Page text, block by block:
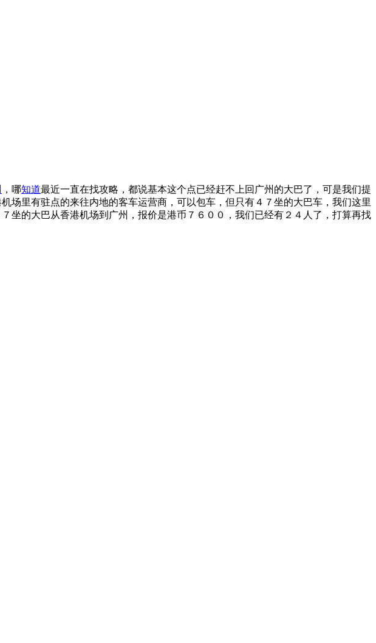
，哪知道最近一直在找攻略，都说基本这个点已经赶不上回广州的大巴了，可是我们提
场里有驻点的来往内地的客车运营商，可以包车，但只有４７坐的大巴车，我们这里
坐的大巴从香港机场到广州，报价是港币７６００，我们已经有２４人了，打算再找